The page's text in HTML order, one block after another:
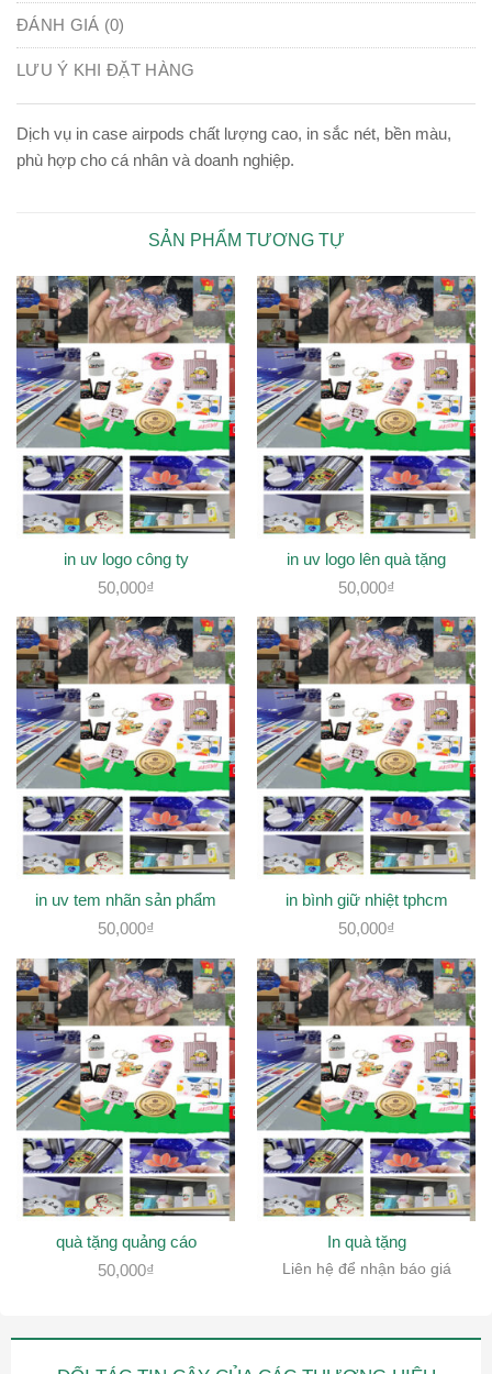
ĐÁNH GIÁ (0)
LƯU Ý KHI ĐẶT HÀNG
Dịch vụ in case airpods chất lượng cao, in sắc nét, bền màu,
phù hợp cho cá nhân và doanh nghiệp.
SẢN PHẨM TƯƠNG TỰ
in uv logo công ty
50,000₫
in uv logo lên quà tặng
50,000₫
in uv tem nhãn sản phẩm
50,000₫
in bình giữ nhiệt tphcm
50,000₫
quà tặng quảng cáo
50,000₫
In quà tặng
Liên hệ để nhận báo giá